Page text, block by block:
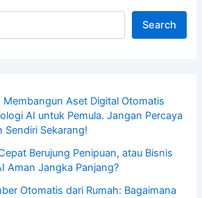
Search
Aset Digital Otomatis
AI untuk Pemula. Jangan Percaya
Sendiri Sekarang!
Berujung Penipuan, atau Bisnis
Aman Jangka Panjang?
Otomatis dari Rumah: Bagaimana